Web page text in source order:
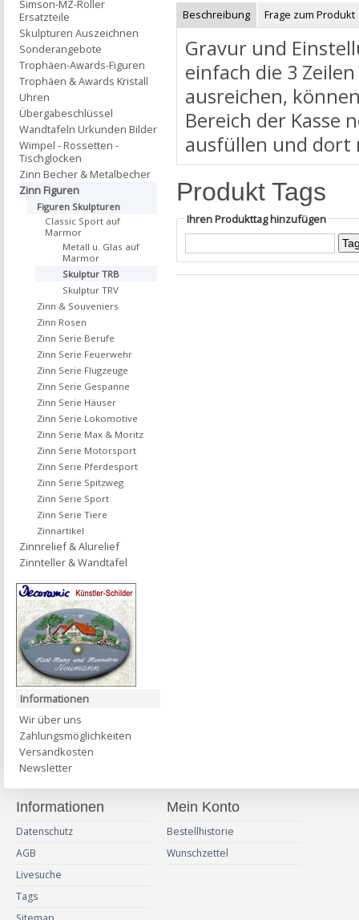
Beschreibung Frage zum Produkt
Gravur und
einfach die 3
ausreichen,
Bereich der Kasse
ausfüllen und dort
Produkt Tags
Ihren Produkttag hinzufügen
Simson-MZ-Roller
Ersatzteile
Skulpturen Auszeichnen
Sonderangebote
Trophäen-Awards-Figuren
Trophäen & Awards Kristall
Uhren
Übergabeschlüssel
Wandtafeln Urkunden Bilder
Wimpel - Rossetten -
Tischglocken
Zinn Becher & Metalbecher
Zinn Figuren
Figuren Skulpturen
Classic Sport auf
Marmor
Metall u. Glas auf
Marmor
Skulptur TRB
Skulptur TRV
Zinn & Souveniers
Zinn Rosen
Zinn Serie Berufe
Zinn Serie Feuerwehr
Zinn Serie Flugzeuge
Zinn Serie Gespanne
Zinn Serie Häuser
Zinn Serie Lokomotive
Zinn Serie Max & Moritz
Zinn Serie Motorsport
Zinn Serie Pferdesport
Zinn Serie Spitzweg
Zinn Serie Sport
Zinn Serie Tiere
Zinnartikel
Zinnrelief & Alurelief
Zinnteller & Wandtafel
Informationen
Wir über uns
Zahlungsmöglichkeiten
Versandkosten
Newsletter
Informationen
Datenschutz
AGB
Livesuche
Tags
Mein Konto
Bestellhistorie
Wunschzettel